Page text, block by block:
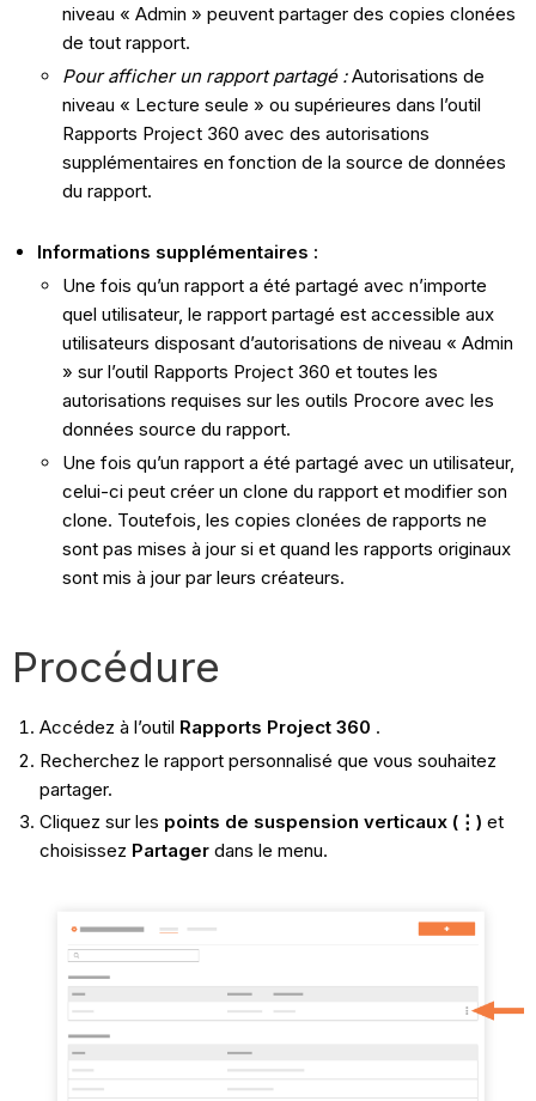
niveau « Admin » peuvent partager des copies clonées
de tout rapport.
Pour afficher un rapport partagé :Autorisations de
niveau « Lecture seule » ou supérieures dans l’outil
Rapports Project 360 avec des autorisations
supplémentaires en fonction de la source de données
du rapport.
Informations supplémentaires :
Une fois qu’un rapport a été partagé avec n’importe
quel utilisateur, le rapport partagé est accessible aux
utilisateurs disposant d’autorisations de niveau « Admin
» sur l’outil Rapports Project 360 et toutes les
autorisations requises sur les outils Procore avec les
données source du rapport.
Une fois qu’un rapport a été partagé avec un utilisateur,
celui-ci peut créer un clone du rapport et modifier son
clone. Toutefois, les copies clonées de rapports ne
sont pas mises à jour si et quand les rapports originaux
sont mis à jour par leurs créateurs.
Procédure
Accédez à l’outil Rapports Project 360​​​​​​​ .
Recherchez le rapport personnalisé que vous souhaitez
partager.
Cliquez sur les points de suspension verticaux (⋮) et
choisissez Partager dans le menu.